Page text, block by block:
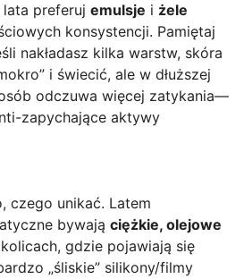
lata preferuj emulsje i żele
konsystencji. Pamiętaj
nakładasz kilka warstw, skóra
i świecić, ale w dłuższej
odczuwa więcej zatykania—
zapychające aktywy
czego unikać. Latem
bywają ciężkie, olejowe
gdzie pojawiają się
„śliskie” silikony/filmy